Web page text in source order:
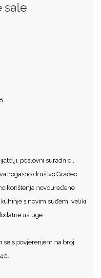
sale
poslovni suradnici,
društvo Gračec
korištenja novouređene
s novim suđem, veliki
usluge.
se s povjerenjem na broj